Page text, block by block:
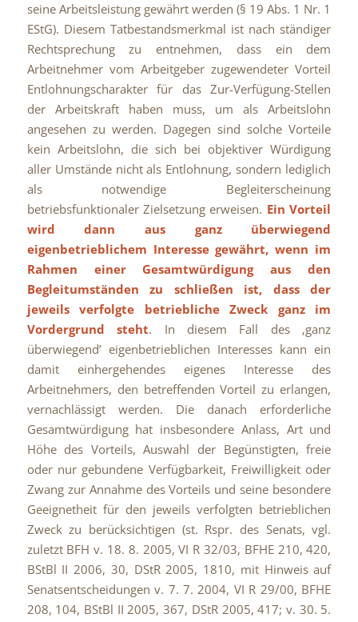
seine Arbeitsleistung gewährt werden (§ 19 Abs. 1 Nr. 1
EStG). Diesem Tatbestandsmerkmal ist nach ständiger
Rechtsprechung zu entnehmen, dass ein dem
Arbeitnehmer vom Arbeitgeber zugewendeter Vorteil
Entlohnungscharakter für das Zur-Verfügung-Stellen
der Arbeitskraft haben muss, um als Arbeitslohn
angesehen zu werden. Dagegen sind solche Vorteile
kein Arbeitslohn, die sich bei objektiver Würdigung
aller Umstände nicht als Entlohnung, sondern lediglich
als notwendige Begleiterscheinung
betriebsfunktionaler Zielsetzung erweisen. Ein Vorteil
wird dann aus ganz überwiegend
eigenbetrieblichem Interesse gewährt, wenn im
Rahmen einer Gesamtwürdigung aus den
Begleitumständen zu schließen ist, dass der
jeweils verfolgte betriebliche Zweck ganz im
Vordergrund steht. In diesem Fall des ‚ganz
überwiegend’ eigenbetrieblichen Interesses kann ein
damit einhergehendes eigenes Interesse des
Arbeitnehmers, den betreffenden Vorteil zu erlangen,
vernachlässigt werden. Die danach erforderliche
Gesamtwürdigung hat insbesondere Anlass, Art und
Höhe des Vorteils, Auswahl der Begünstigten, freie
oder nur gebundene Verfügbarkeit, Freiwilligkeit oder
Zwang zur Annahme des Vorteils und seine besondere
Geeignetheit für den jeweils verfolgten betrieblichen
Zweck zu berücksichtigen (st. Rspr. des Senats, vgl.
zuletzt BFH v. 18. 8. 2005, VI R 32/03, BFHE 210, 420,
BStBl II 2006, 30, DStR 2005, 1810, mit Hinweis auf
Senatsentscheidungen v. 7. 7. 2004, VI R 29/00, BFHE
208, 104, BStBl II 2005, 367, DStR 2005, 417; v. 30. 5.